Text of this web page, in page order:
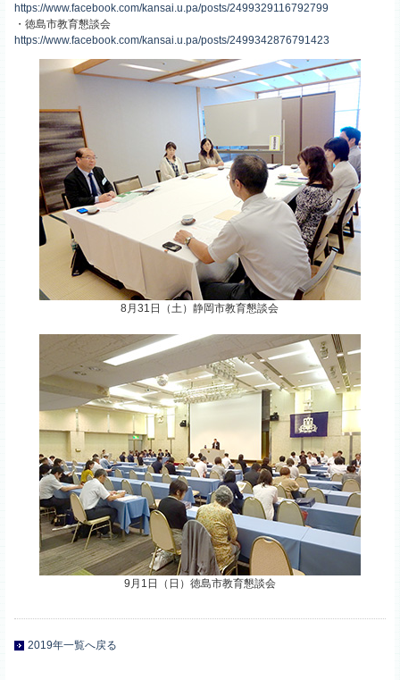
https://www.facebook.com/kansai.u.pa/posts/2499329116792799
・徳島市教育懇談会
https://www.facebook.com/kansai.u.pa/posts/2499342876791423
8月31日（土）静岡市教育懇談会
9月1日（日）徳島市教育懇談会
2019年一覧へ戻る